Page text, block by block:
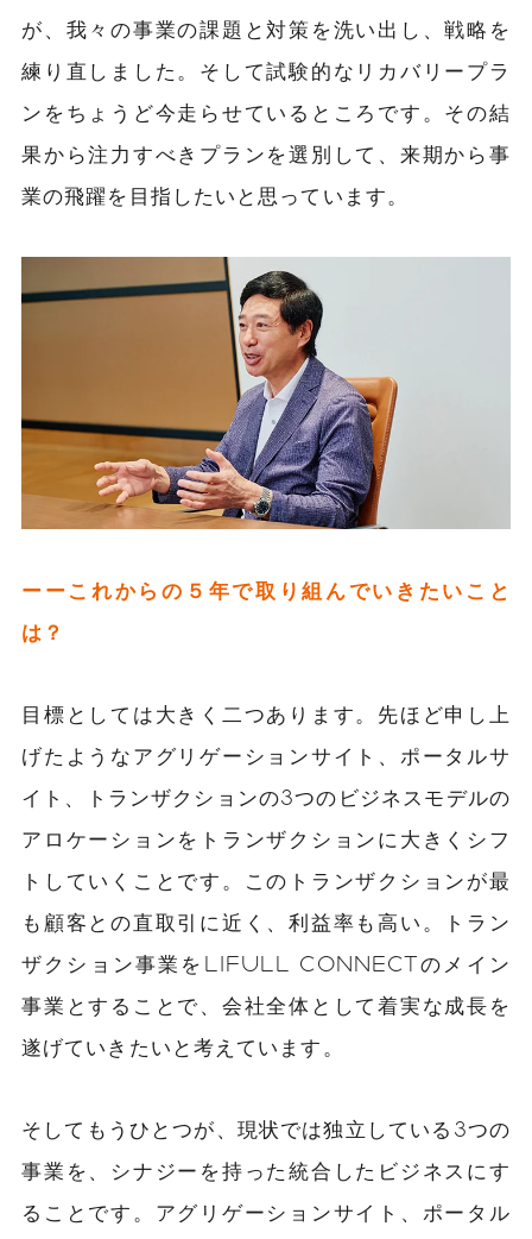
が、我々の事業の課題と対策を洗い出し、戦略を
練り直しました。そして試験的なリカバリープラ
ンをちょうど今走らせているところです。その結
果から注力すべきプランを選別して、来期から事
業の飛躍を目指したいと思っています。
ーーこれからの５年で取り組んでいきたいこと
は？
目標としては大きく二つあります。先ほど申し上
げたようなアグリゲーションサイト、ポータルサ
イト、トランザクションの3つのビジネスモデルの
アロケーションをトランザクションに大きくシフ
トしていくことです。このトランザクションが最
も顧客との直取引に近く、利益率も高い。トラン
ザクション事業をLIFULL CONNECTのメイン
事業とすることで、会社全体として着実な成長を
遂げていきたいと考えています。
そしてもうひとつが、現状では独立している3つの
事業を、シナジーを持った統合したビジネスにす
ることです。アグリゲーションサイト、ポータル